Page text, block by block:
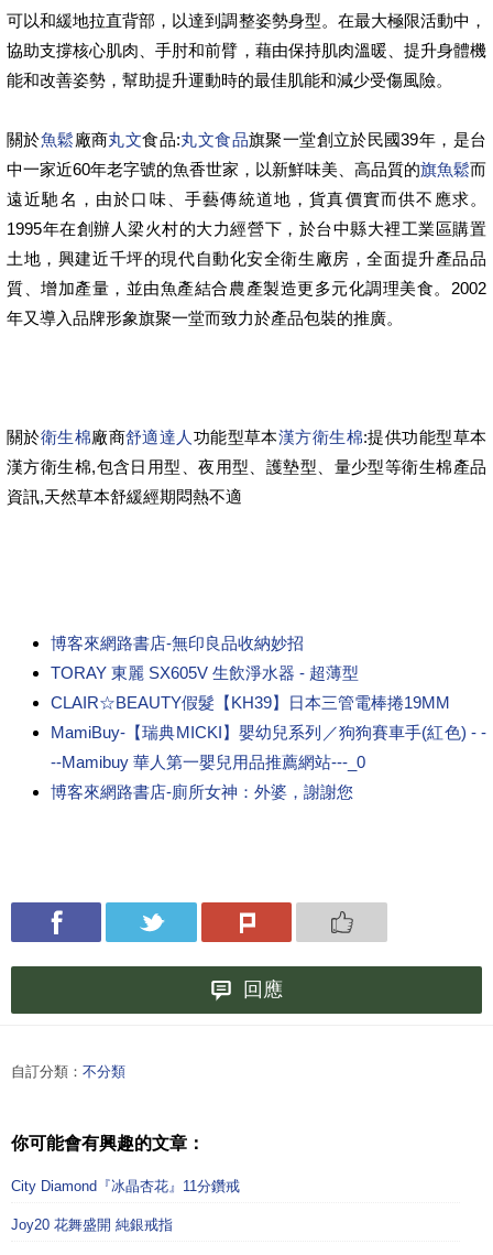
可以和緩地拉直背部，以達到調整姿勢身型。在最大極限活動中，
協助支撐核心肌肉、手肘和前臂，藉由保持肌肉溫暖、提升身體機
能和改善姿勢，幫助提升運動時的最佳肌能和減少受傷風險。
關於魚鬆廠商丸文食品:丸文食品旗聚一堂創立於民國39年，是台
中一家近60年老字號的魚香世家，以新鮮味美、高品質的旗魚鬆而
遠近馳名，由於口味、手藝傳統道地，貨真價實而供不應求。
1995年在創辦人梁火村的大力經營下，於台中縣大裡工業區購置
土地，興建近千坪的現代自動化安全衛生廠房，全面提升產品品
質、增加產量，並由魚產結合農產製造更多元化調理美食。2002
年又導入品牌形象旗聚一堂而致力於產品包裝的推廣。
關於衛生棉廠商舒適達人 功能型草本漢方衛生棉:提供功能型草本
漢方衛生棉,包含日用型、夜用型、護墊型、量少型等衛生棉產品
資訊,天然草本舒緩經期悶熱不適
博客來網路書店-無印良品收納妙招
TORAY 東麗 SX605V 生飲淨水器 - 超薄型
CLAIR☆BEAUTY假髮【KH39】日本三管電棒捲19MM
MamiBuy-【瑞典MICKI】嬰幼兒系列／狗狗賽車手(紅色) - -
--Mamibuy 華人第一嬰兒用品推薦網站---_0
博客來網路書店-廁所女神：外婆，謝謝您
回應
自訂分類： 不分類
你可能會有興趣的文章：
City Diamond『冰晶杏花』11分鑽戒
Joy20 花舞盛開 純銀戒指